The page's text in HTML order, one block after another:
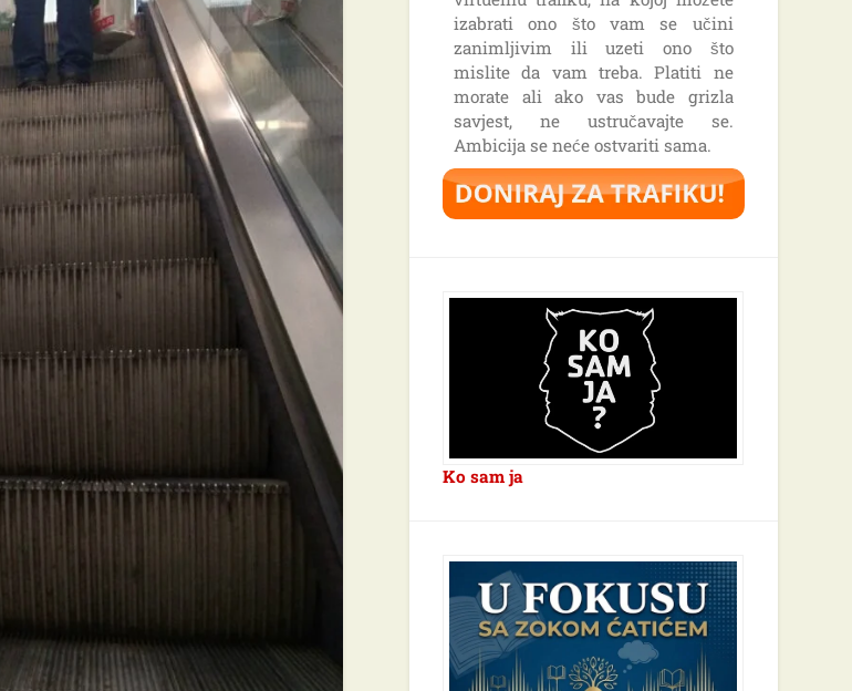
izabrati ono što vam se učini
zanimljivim ili uzeti ono što
mislite da vam treba. Platiti ne
morate ali ako vas bude grizla
savjest, ne ustručavajte se.
Ambicija se neće ostvariti sama.
Ko sam ja